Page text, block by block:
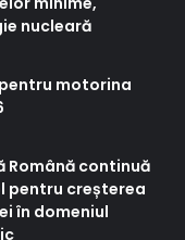
nucleară
motorina
continuă
pentru creșterea
în domeniul